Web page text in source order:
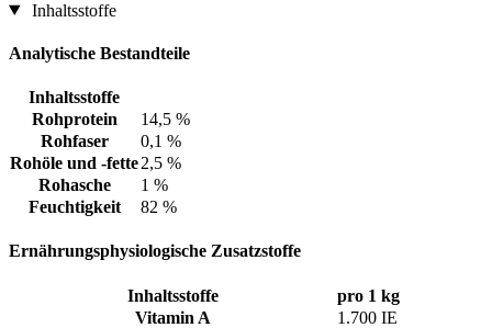
Inhaltsstoffe
Analytische Bestandteile
Inhaltsstoffe
Rohprotein
14,5 %
Rohfaser
0,1 %
Rohöle und -fette2,5 %
Rohasche
1 %
Feuchtigkeit
82 %
Ernährungsphysiologische Zusatzstoffe
Inhaltsstoffe
pro 1 kg
Vitamin A
1.700 IE